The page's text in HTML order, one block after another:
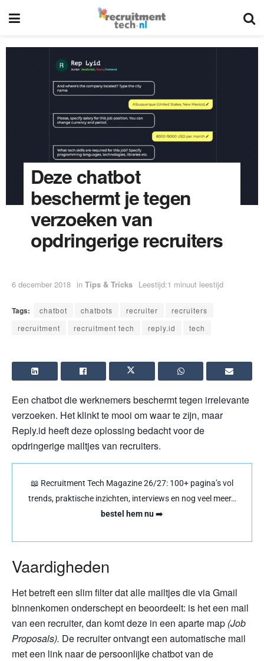
Deze chatbot
beschermt je tegen
verzoeken van
opdringerige recruiters
6 december 2018 in Tips & Tricks Leestijd:1 minuut leestijd
Tags: chatbot chatbots recruiter
recruiters
recruitment
recruitment tech reply.id tech
Een chatbot die werknemers beschermt tegen irrelevante
verzoeken. Het klinkt te mooi om waar te zijn, maar
Reply.id heeft deze oplossing bedacht voor de
opdringerige mailtjes van recruiters.
📖 Recruitment Tech Magazine 26/27: 100+ pagina’s vol
trends, praktische inzichten, interviews en nog veel meer…
bestel hem nu➡️
Vaardigheden
Het betreft een slim filter dat alle mailtjes die via Gmail
binnenkomen onderschept en beoordeelt: is het een mail
van een recruiter, dan komt deze in een aparte map (Job
Proposals). De recruiter ontvangt een automatische mail
met een link naar de persoonlijke chatbot van de